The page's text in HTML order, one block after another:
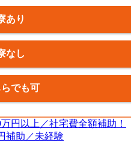
あり
なし
らでも可